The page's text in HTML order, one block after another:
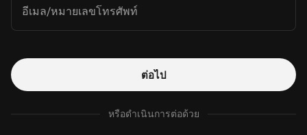
อีเมล/หมายเลขโทรศัพท์
ต่อไป
หรือดำเนินการต่อด้วย